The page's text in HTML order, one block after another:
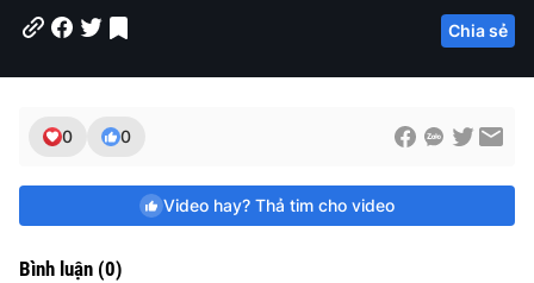
Chia sẻ
0 0
Video hay? Thả tim cho video
Bình luận (0)